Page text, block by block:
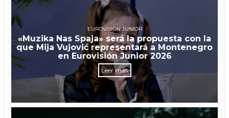
EUROVISIÓN JUNIOR
«Muzika Nas Spaja» será la propuesta con la
que Mija Vujović representará a Montenegro
en Eurovisión Junior 2026
Leer más